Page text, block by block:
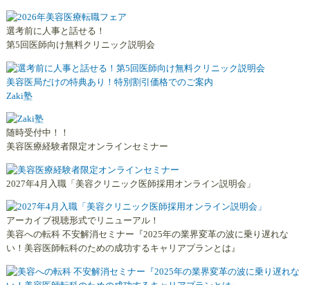
選考前に人事と話せる！
第5回医師向け無料クリニック説明会
美容医局だけの特典あり！特別割引価格でのご案内
Zaki塾
随時受付中！！
美容医療経験者限定オンラインセミナー
2027年4月入職「美容クリニック医師採用オンライン説明会」
アーカイブ視聴形式でリニューアル！
美容への転科 不安解消セミナー『2025年の業界変革の波に乗り遅れな
い！美容医師転科のための成功するキャリアプランとは』